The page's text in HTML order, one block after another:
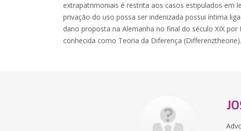
extrapatrimoniais é restrita aos casos estipulados em
privação do uso possa ser indenizada possui íntima
dano proposta na Alemanha no final do século XIX por
conhecida como Teoria da Diferença (Differenztheorie).